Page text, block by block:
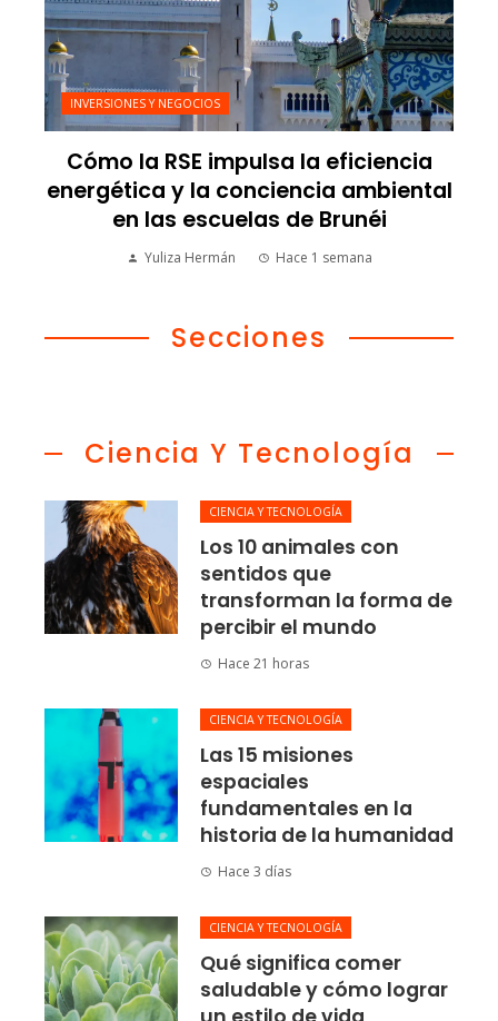
INVERSIONES Y NEGOCIOS
Cómo la RSE impulsa la eficiencia
energética y la conciencia ambiental
en las escuelas de Brunéi
Yuliza Hermán Hace 1 semana
Secciones
Ciencia Y Tecnología
CIENCIA Y TECNOLOGÍA
Los 10 animales con
sentidos que
transforman la forma de
percibir el mundo
Hace 21 horas
CIENCIA Y TECNOLOGÍA
Las 15 misiones
espaciales
fundamentales en la
historia de la humanidad
Hace 3 días
CIENCIA Y TECNOLOGÍA
Qué significa comer
saludable y cómo lograr